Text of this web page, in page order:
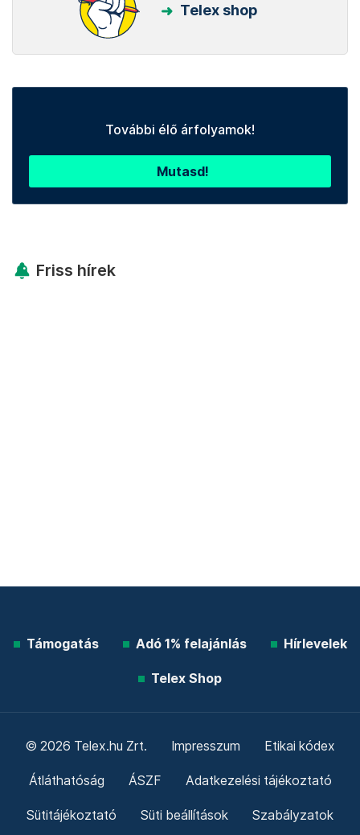
Telex shop
További élő árfolyamok!
Mutasd!
Friss hírek
Támogatás Adó 1% felajánlás Hírlevelek
Telex Shop
© 2026 Telex.hu Zrt. Impresszum Etikai kódex
Átláthatóság ÁSZF Adatkezelési tájékoztató
Sütitájékoztató Süti beállítások Szabályzatok